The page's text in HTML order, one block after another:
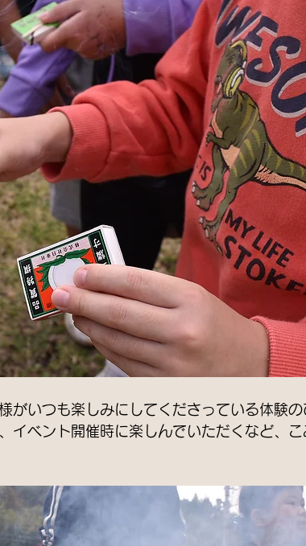
がいつも楽しみにしてくださっている体験
イベント開催時に楽しんでいただくなど、